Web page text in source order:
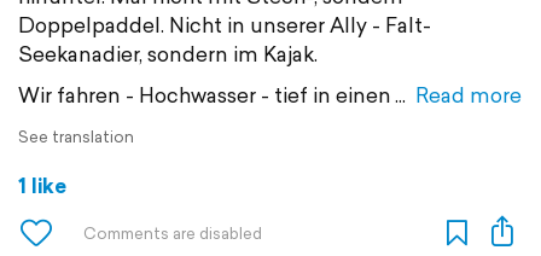
Doppelpaddel. Nicht in unserer Ally - Falt-
Seekanadier, sondern im Kajak.
Wir fahren - Hochwasser - tief in einen
Read more
See translation
1 like